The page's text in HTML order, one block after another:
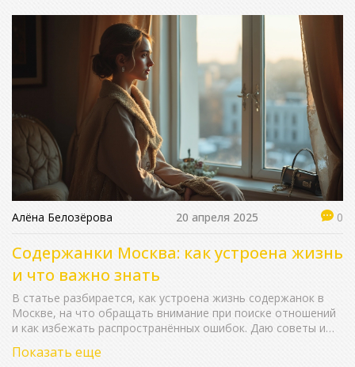
Алёна Белозёрова 20 апреля 2025 0
Содержанки Москва: как устроена жизнь
и что важно знать
В статье разбирается, как устроена жизнь содержанок в
Москве, на что обращать внимание при поиске отношений
и как избежать распространённых ошибок. Даю советы и
Показываю, как общаться безопасно, какие реальные риски
Показать еще